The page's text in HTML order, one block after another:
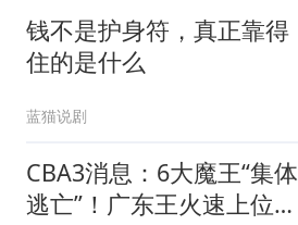
钱不是护身符，真正靠得
住的是什么
蓝猫说剧
CBA3消息：6大魔王“集体
逃亡”！广东王火速上位，